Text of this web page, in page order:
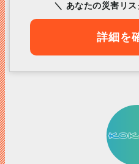
＼ あなたの災害リ
詳細を